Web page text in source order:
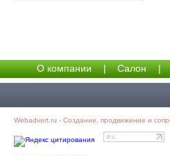
О компании | Салон |
Webadvert.ru - Создание, продвижение и